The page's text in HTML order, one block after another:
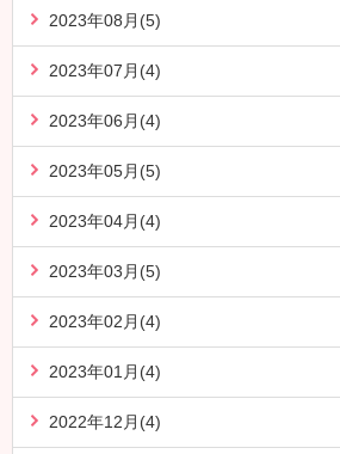
2023年08月(5)
2023年07月(4)
2023年06月(4)
2023年05月(5)
2023年04月(4)
2023年03月(5)
2023年02月(4)
2023年01月(4)
2022年12月(4)